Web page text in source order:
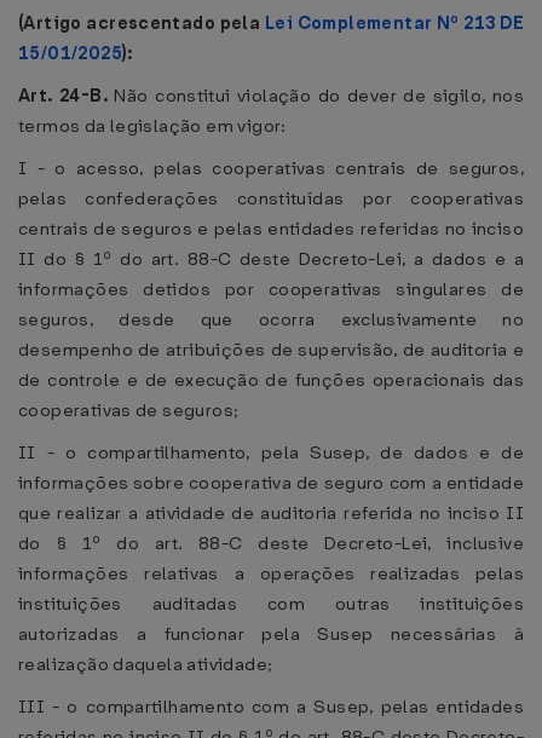
(Artigo acrescentado pela Lei Complementar Nº 213 DE
15/01/2025):
Art. 24-B. Não constitui violação do dever de sigilo, nos
termos da legislação em vigor:
I - o acesso, pelas cooperativas centrais de seguros,
pelas confederações constituídas por cooperativas
centrais de seguros e pelas entidades referidas no inciso
II do § 1º do art. 88-C deste Decreto-Lei, a dados e a
informações detidos por cooperativas singulares de
seguros, desde que ocorra exclusivamente no
desempenho de atribuições de supervisão, de auditoria e
de controle e de execução de funções operacionais das
cooperativas de seguros;
II - o compartilhamento, pela Susep, de dados e de
informações sobre cooperativa de seguro com a entidade
que realizar a atividade de auditoria referida no inciso II
do § 1º do art. 88-C deste Decreto-Lei, inclusive
informações relativas a operações realizadas pelas
instituições auditadas com outras instituições
autorizadas a funcionar pela Susep necessárias à
realização daquela atividade;
III - o compartilhamento com a Susep, pelas entidades